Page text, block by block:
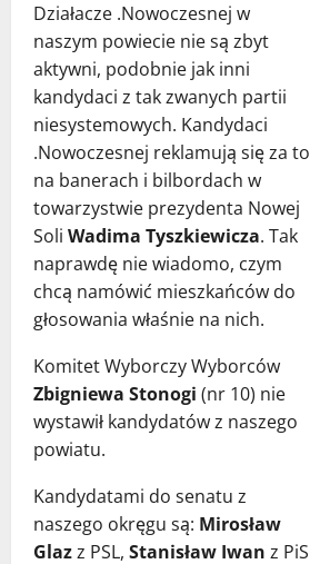
Działacze .Nowoczesnej w
naszym powiecie nie są zbyt
aktywni, podobnie jak inni
kandydaci z tak zwanych partii
niesystemowych. Kandydaci
.Nowoczesnej reklamują się za to
na banerach i bilbordach w
towarzystwie prezydenta Nowej
Soli Wadima Tyszkiewicza. Tak
naprawdę nie wiadomo, czym
chcą namówić mieszkańców do
głosowania właśnie na nich.
Komitet Wyborczy Wyborców
Zbigniewa Stonogi (nr 10) nie
wystawił kandydatów z naszego
powiatu.
Kandydatami do senatu z
naszego okręgu są: Mirosław
Glazz PSL, Stanisław Iwan z PiS